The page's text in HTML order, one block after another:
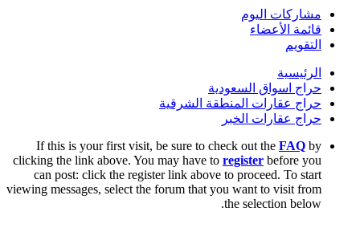
مشاركات اليوم
قائمة الأعضاء
التقويم
الرئيسية
حراج اسواق السعودية
حراج عقارات المنطقة الشرقية
حراج عقارات الخبر
If this is your first visit, be sure to check out the FAQ by
clicking the link above. You may have to register before you
can post: click the register link above to proceed. To start
viewing messages, select the forum that you want to visit from
the selection below.